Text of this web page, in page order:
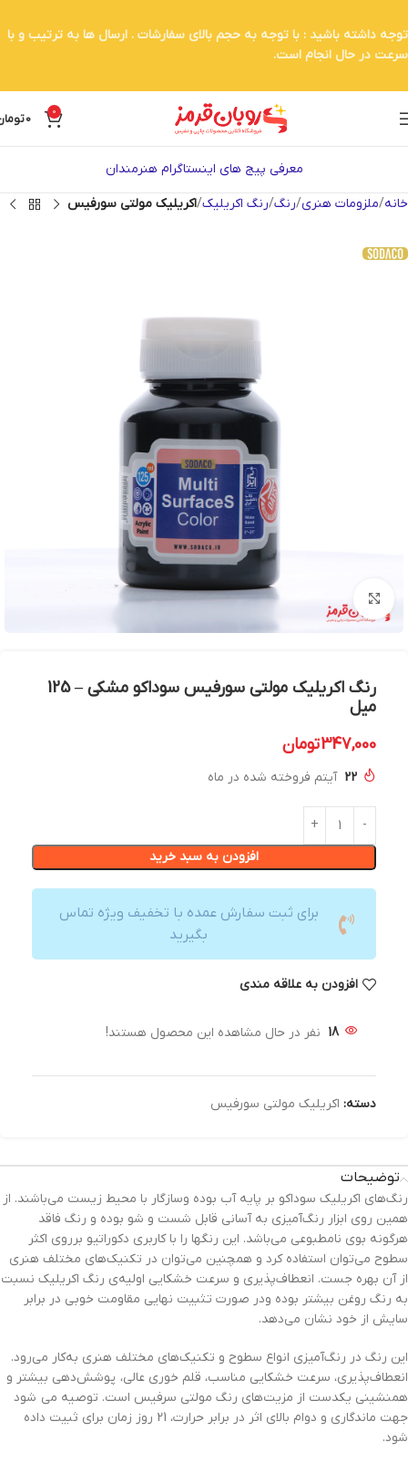
0
0
معرفی پیج های اینستاگرام هنرمندان
خانه ملزومات هنری رنگ رنگ اکریلیک اکریلیک مولتی سورفیس
بزرگنمایی تصویر
رنگ اکریلیک مولتی سورفیس سوداکو مشکی – 125
میل
347,000تومان
22 آیتم فروخته شده در ماه
افزودن به سبد خرید
برای ثبت سفارش عمده با تخفیف ویژه تماس
بگیرید
افزودن به علاقه مندی
18 نفر در حال مشاهده این محصول هستند!
دسته: اکریلیک مولتی سورفیس
توضیحات
رنگ‌های اکریلیک سوداکو بر پایه آب بوده وسازگار با محیط زیست می‌باشند. از
همین روی ابزار رنگ‌آمیزی به آسانی قابل شست و شو بوده و رنگ فاقد
هرگونه بوی نامطبوعی می‌باشد. این رنگها را با کاربری دکوراتیو برروی اکثر
سطوح می‌توان استفاده کرد و همچنین می‌توان در تکنیک‌های مختلف هنری
از آن بهره جست. انعطاف‌پذیری و سرعت خشکایی اولیه‌ی رنگ اکریلیک نسبت
به رنگ روغن بیشتر بوده ودر صورت تثبیت نهایی مقاومت خوبی در برابر
سایش از خود نشان می‌دهد.
این رنگ در رنگ‌آمیزی انواع سطوح و تکنیک‌های مختلف هنری به‌کار می‌رود.
انعطاف‌پذیری، سرعت خشکایی مناسب، قلم خوری عالی، پوشش‌دهی بیشتر و
همنشینی یکدست از مزیت‌های رنگ مولتی سرفیس است. توصیه می شود
جهت ماندگاری و دوام بالای اثر در برابر حرارت، 21 روز زمان برای ثبیت داده
شود.
توجه داشته باشید : با توجه به حجم بالای سفارشات . ارسال ها به ترتیب و با
سرعت در حال انجام است.